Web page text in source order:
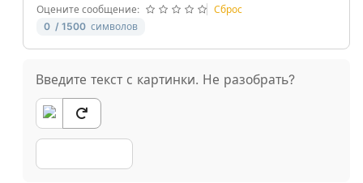
Оцените сообщение:
Сброс
0 / 1500 символов
Введите текст с картинки. Не разобрать?